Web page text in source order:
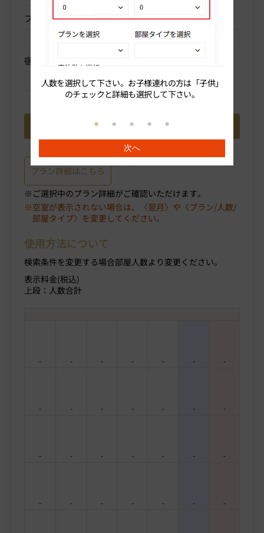
人数を選択して下さい。お子様連れの方は「子供」
のチェックと詳細も選択して下さい。
次へ
プランを選択 部屋タイプを選択
宿泊数を選択
プラン詳細はこちら
ご選択中のプラン詳細がご確認いただけます。
空室が表示されない場合は、〈翌月〉や〈プラン/人数/
部屋タイプ〉を変更してください。
使用方法について
検索条件を変更する場合部屋人数より変更ください。
表示料金(税込)
上段：人数合計
- - - - - - -
- - - - - - -
- - - - - - -
- - - - - - -